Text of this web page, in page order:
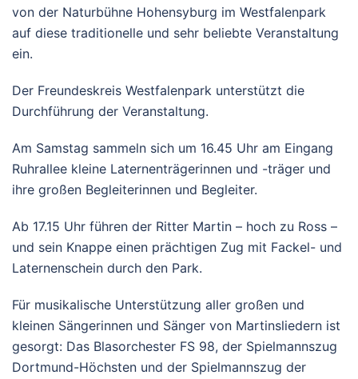
von der Naturbühne Hohensyburg im Westfalenpark
auf diese traditionelle und sehr beliebte Veranstaltung
ein.
Der Freundeskreis Westfalenpark unterstützt die
Durchführung der Veranstaltung.
Am Samstag sammeln sich um 16.45 Uhr am Eingang
Ruhrallee kleine Laternenträgerinnen und -träger und
ihre großen Begleiterinnen und Begleiter.
Ab 17.15 Uhr führen der Ritter Martin – hoch zu Ross –
und sein Knappe einen prächtigen Zug mit Fackel- und
Laternenschein durch den Park.
Für musikalische Unterstützung aller großen und
kleinen Sängerinnen und Sänger von Martinsliedern ist
gesorgt: Das Blasorchester FS 98, der Spielmannszug
Dortmund-Höchsten und der Spielmannszug der